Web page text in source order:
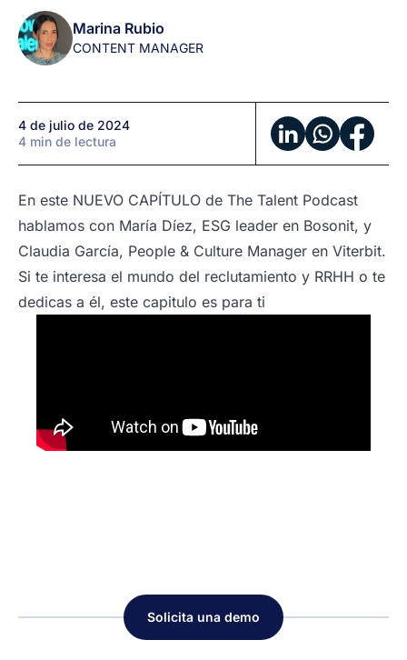
María
Díez
García
Marina Rubio
CONTENT MANAGER
4 de julio de 2024
4 min de lectura
En este NUEVO CAPÍTULO de The Talent Podcast
hablamos con María Díez, ESG leader en Bosonit, y
Claudia García, People & Culture Manager en Viterbit.
Si te interesa el mundo del reclutamiento y RRHH o te
dedicas a él, este capitulo es para ti
Solicita una demo